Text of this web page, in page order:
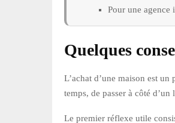
Pour une agence
Quelques
L’achat d’une maison est
temps, de passer à côté
Le premier réflexe utile